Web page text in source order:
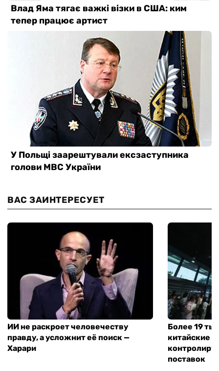
ВАС ЗАИНТЕРЕСУЕТ
ИИ не раскроет человечеству
правду, а усложнит её поиск —
Харари
Более 19
китайские
поставок